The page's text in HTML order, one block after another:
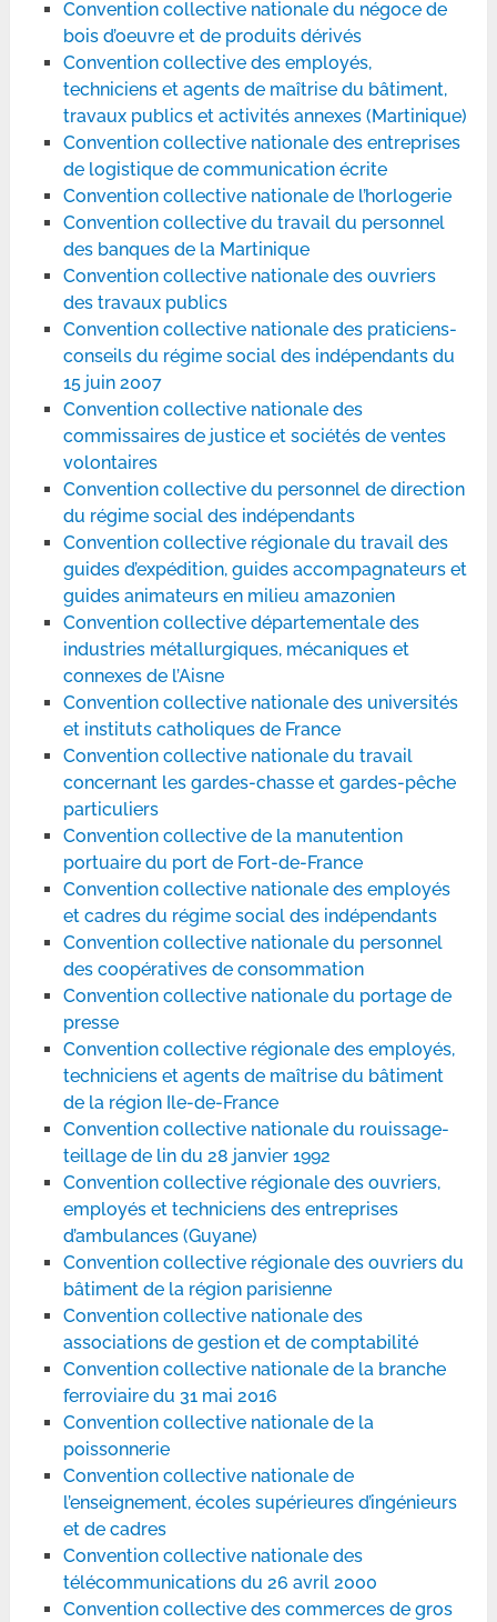
Convention collective nationale du négoce de
bois d’oeuvre et de produits dérivés
Convention collective des employés,
techniciens et agents de maîtrise du bâtiment,
travaux publics et activités annexes (Martinique)
Convention collective nationale des entreprises
de logistique de communication écrite
Convention collective nationale de l’horlogerie
Convention collective du travail du personnel
des banques de la Martinique
Convention collective nationale des ouvriers
des travaux publics
Convention collective nationale des praticiens-
conseils du régime social des indépendants du
15 juin 2007
Convention collective nationale des
commissaires de justice et sociétés de ventes
volontaires
Convention collective du personnel de direction
du régime social des indépendants
Convention collective régionale du travail des
guides d’expédition, guides accompagnateurs et
guides animateurs en milieu amazonien
Convention collective départementale des
industries métallurgiques, mécaniques et
connexes de l’Aisne
Convention collective nationale des universités
et instituts catholiques de France
Convention collective nationale du travail
concernant les gardes-chasse et gardes-pêche
particuliers
Convention collective de la manutention
portuaire du port de Fort-de-France
Convention collective nationale des employés
et cadres du régime social des indépendants
Convention collective nationale du personnel
des coopératives de consommation
Convention collective nationale du portage de
presse
Convention collective régionale des employés,
techniciens et agents de maîtrise du bâtiment
de la région Ile-de-France
Convention collective nationale du rouissage-
teillage de lin du 28 janvier 1992
Convention collective régionale des ouvriers,
employés et techniciens des entreprises
d’ambulances (Guyane)
Convention collective régionale des ouvriers du
bâtiment de la région parisienne
Convention collective nationale des
associations de gestion et de comptabilité
Convention collective nationale de la branche
ferroviaire du 31 mai 2016
Convention collective nationale de la
poissonnerie
Convention collective nationale de
l’enseignement, écoles supérieures d’ingénieurs
et de cadres
Convention collective nationale des
télécommunications du 26 avril 2000
Convention collective des commerces de gros